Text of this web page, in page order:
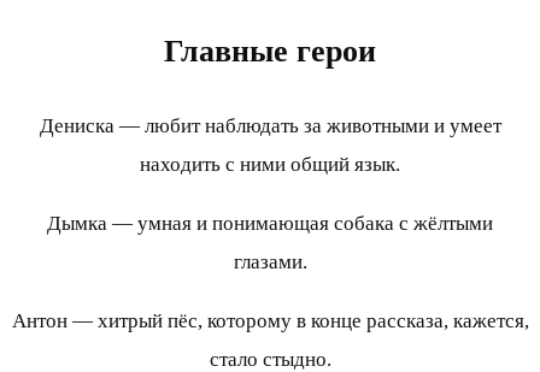
Главные герои
Дениска — любит наблюдать за животными и умеет
находить с ними общий язык.
Дымка — умная и понимающая собака с жёлтыми
глазами.
Антон — хитрый пёс, которому в конце рассказа, кажется,
стало стыдно.